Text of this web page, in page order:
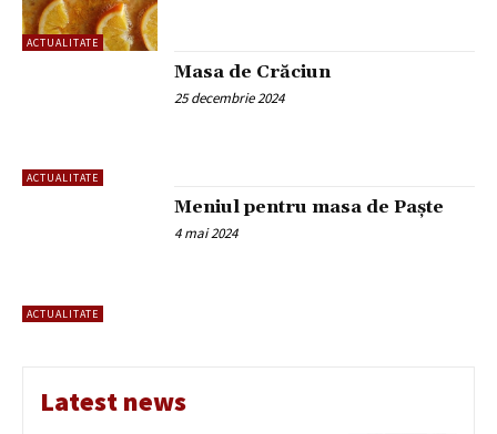
ACTUALITATE
ACTUALITATE
Masa de Crăciun
25 decembrie 2024
ACTUALITATE
Meniul pentru masa de Paște
4 mai 2024
Latest news